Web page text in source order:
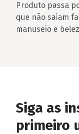
Produto passa
que não saiam
manuseio e
Siga as
primeiro